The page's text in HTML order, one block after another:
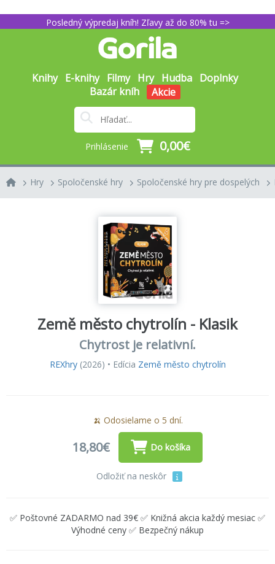
Posledný výpredaj kníh! Zľavy až do 80% tu =>
Knihy E-knihy Filmy Hry Hudba Doplnky
Bazár kníh
Akcie
Prihlásenie 0,00€
Hry Spoločenské hry Spoločenské hry pre dospelých
Země město chytrolín - Klasik
Chytrost je relativní.
REXhry(2026) • Edícia Země město chytrolín
🍌 Odosielame o 5 dní.
18,80€ Do košíka
Odložiť na neskôr
✅ Poštovné ZADARMO nad 39€ ✅ Knižná akcia každý mesiac ✅
Výhodné ceny ✅ Bezpečný nákup